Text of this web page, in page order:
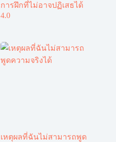
การฝึกที่ไม่อาจปฏิเสธได้
4.0
เหตุผลที่ฉันไม่สามารถพูด